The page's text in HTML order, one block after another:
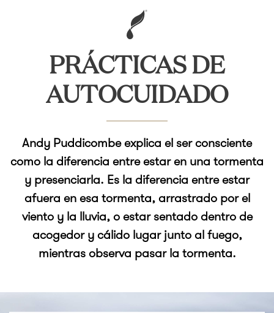
PRÁCTICAS DE
AUTOCUIDADO
Andy Puddicombe explica el ser consciente
como la diferencia entre estar en una tormenta
y presenciarla. Es la diferencia entre estar
afuera en esa tormenta, arrastrado por el
viento y la lluvia, o estar sentado dentro de
acogedor y cálido lugar junto al fuego,
mientras observa pasar la tormenta.